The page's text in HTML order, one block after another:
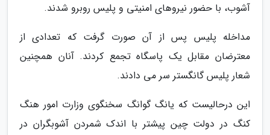
آشوب، با حضور نیروهای امنیتی و پلیس روبرو شدند.
مداخله پلیس پس از آن صورت گرفت که تعدادی از
معترضان مقابل یک پاسگاه تجمع کردند. آنان همچنین
شعار پلیس گانگستر سر می دادند.
این درحالیست که یانگ گوانگ سخنگوی وزارت امور هنگ
کنگ در دولت چین پیشتر با اندک شمردن آشوبگران در